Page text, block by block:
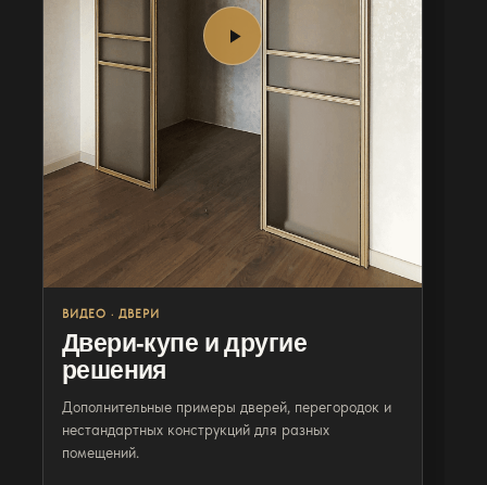
ВИДЕО · ДВЕРИ
Двери-купе и другие
решения
Дополнительные примеры дверей, перегородок и
нестандартных конструкций для разных
помещений.